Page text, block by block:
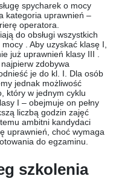
spycharek o mocy
kategoria uprawnień –
operatora.
do obsługi wszystkich
. Aby uzyskać klasę I,
już uprawnień klasy III .
zdobywa
je do kl. I. Dla osób
jednak możliwość
który w jednym cyklu
I – obejmuje on pełny
liczbą godzin zajęć
ambitni kandydaci
uprawnień, choć wymaga
do egzaminu.
szkolenia